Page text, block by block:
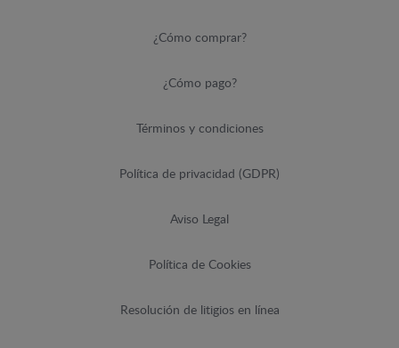
¿Cómo comprar?
¿Cómo pago?
Términos y condiciones
Política de privacidad (GDPR)
Aviso Legal
Política de Cookies
Resolución de litigios en línea